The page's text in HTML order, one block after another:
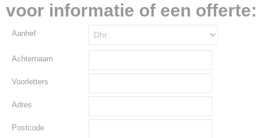
voor informatie of een offerte:
Aanhef
Achternaam
Voorletters
Adres
Postcode